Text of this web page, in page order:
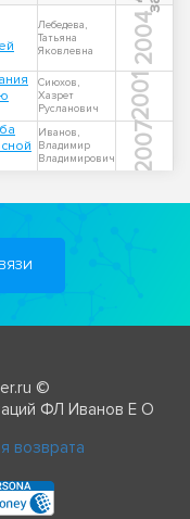
Лебедева,
Татьяна
Яковлевна
2004
Сиюхов,
Хазрет
Русланович
2001
Иванов,
Владимир
Владимирович
2007
©
ФЛ Иванов Е О
возврата